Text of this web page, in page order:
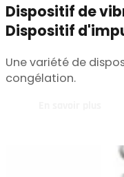
Dispositif de
Dispositif
Une variété de
congélation.